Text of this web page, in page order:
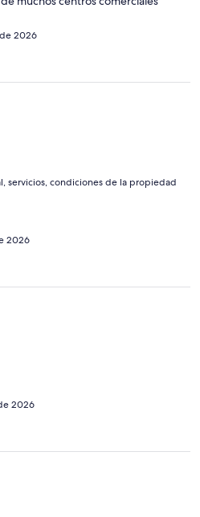
2026
servicios, condiciones de la propiedad
2026
2026